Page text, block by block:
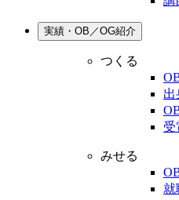
実績・OB／OG紹介
つくる
出
受
みせる
就